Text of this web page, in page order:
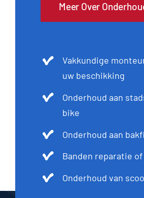
Meer Over
Vakkundige
uw beschikking
Onderhoud aan
bike
Onderhoud aan
Banden reparatie
Onderhoud van